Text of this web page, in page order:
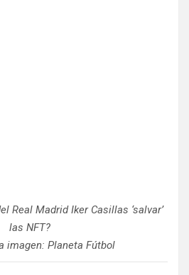
Real Madrid Iker Casillas ‘salvar’
las NFT?
imagen: Planeta Fútbol